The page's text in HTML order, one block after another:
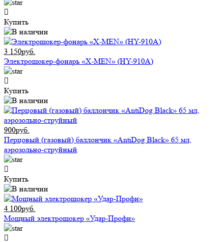
Купить
3 150руб.
Электрошокер-фонарь «X-MEN» (HY-910A)
Купить
900руб.
Перцовый (газовый) баллончик «AntiDog Black» 65 мл,
аэрозольно-струйный
Купить
4 100руб.
Мощный электрошокер «Удар-Профи»